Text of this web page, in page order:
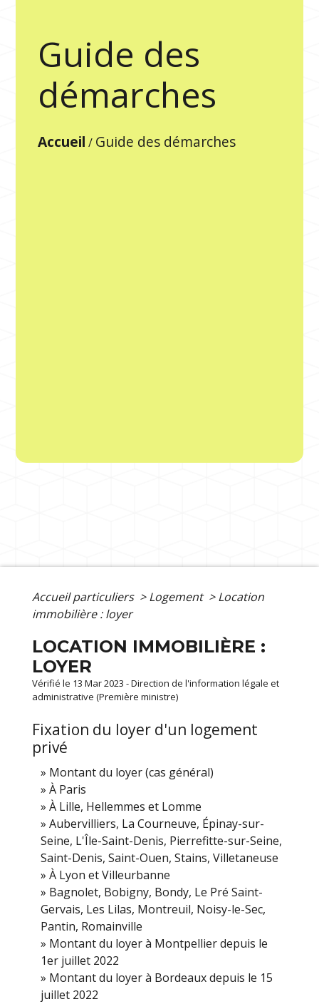
Guide des
démarches
Accueil / Guide des démarches
Accueil particuliers > Logement > Location
immobilière : loyer
LOCATION IMMOBILIÈRE :
LOYER
Vérifié le 13 Mar 2023 - Direction de l'information légale et
administrative (Première ministre)
Fixation du loyer d'un logement
privé
Montant du loyer (cas général)
À Paris
À Lille, Hellemmes et Lomme
Aubervilliers, La Courneuve, Épinay-sur-
Seine, L'Île-Saint-Denis, Pierrefitte-sur-Seine,
Saint-Denis, Saint-Ouen, Stains, Villetaneuse
À Lyon et Villeurbanne
Bagnolet, Bobigny, Bondy, Le Pré Saint-
Gervais, Les Lilas, Montreuil, Noisy-le-Sec,
Pantin, Romainville
Montant du loyer à Montpellier depuis le
1er juillet 2022
Montant du loyer à Bordeaux depuis le 15
juillet 2022